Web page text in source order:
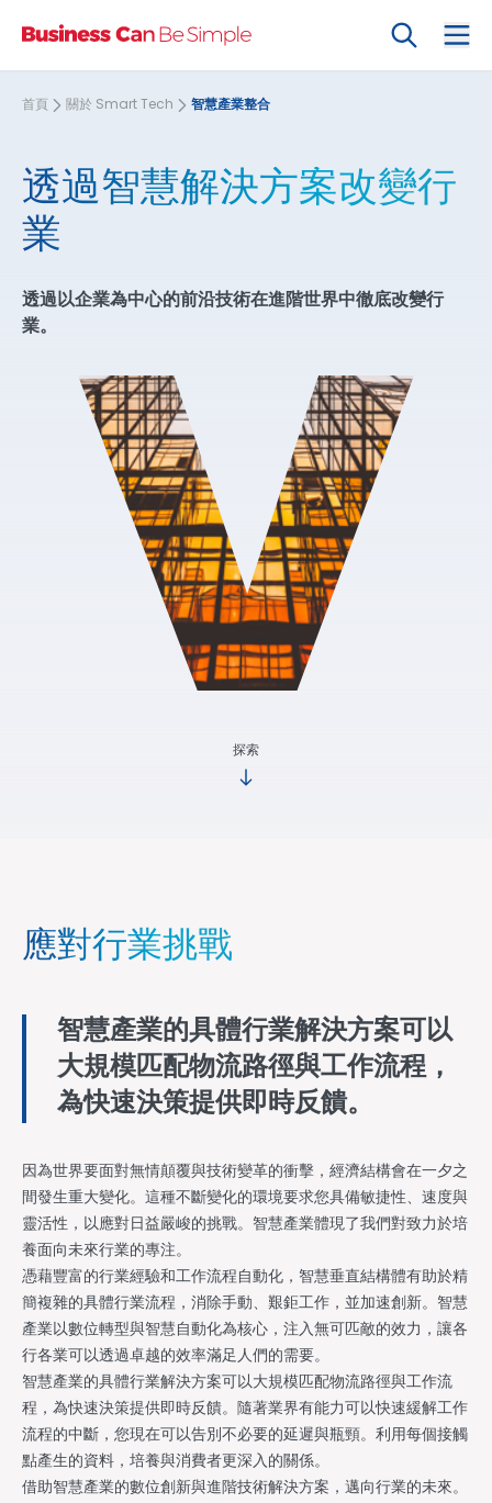
搜尋
首頁 關於 Smart Tech 智慧產業整合
透過智慧解決方案改變行
業
透過以企業為中心的前沿技術在進階世界中徹底改變行
業。
探索
應對行業挑戰
智慧產業的具體行業解決方案可以
大規模匹配物流路徑與工作流程，
為快速決策提供即時反饋。
因為世界要面對無情顛覆與技術變革的衝擊，經濟結構會在一夕之
間發生重大變化。這種不斷變化的環境要求您具備敏捷性、速度與
靈活性，以應對日益嚴峻的挑戰。智慧產業體現了我們對致力於培
養面向未來行業的專注。
憑藉豐富的行業經驗和工作流程自動化，智慧垂直結構體有助於精
簡複雜的具體行業流程，消除手動、艱鉅工作，並加速創新。智慧
產業以數位轉型與智慧自動化為核心，注入無可匹敵的效力，讓各
行各業可以透過卓越的效率滿足人們的需要。
智慧產業的具體行業解決方案可以大規模匹配物流路徑與工作流
程，為快速決策提供即時反饋。隨著業界有能力可以快速緩解工作
流程的中斷，您現在可以告別不必要的延遲與瓶頸。利用每個接觸
點產生的資料，培養與消費者更深入的關係。
借助智慧產業的數位創新與進階技術解決方案，邁向行業的未來。